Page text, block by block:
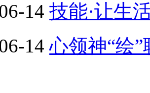
14 技能·让生
14 心领神“绘